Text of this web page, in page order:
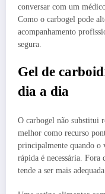
conversar com um
Como o carbogel pode
acompanhamento
segura.
Gel de
dia a dia
O carbogel não substitui
melhor como recurso
principalmente quando o
rápida é necessária. Fora
tende a ser mais